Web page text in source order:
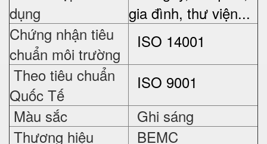
dụng
gia đình, thư viện...
Chứng nhận tiêu
chuẩn môi trường
ISO 14001
Theo tiêu chuẩn
Quốc Tế
ISO 9001
Màu sắc
Ghi sáng
Thương hiệu
BEMC